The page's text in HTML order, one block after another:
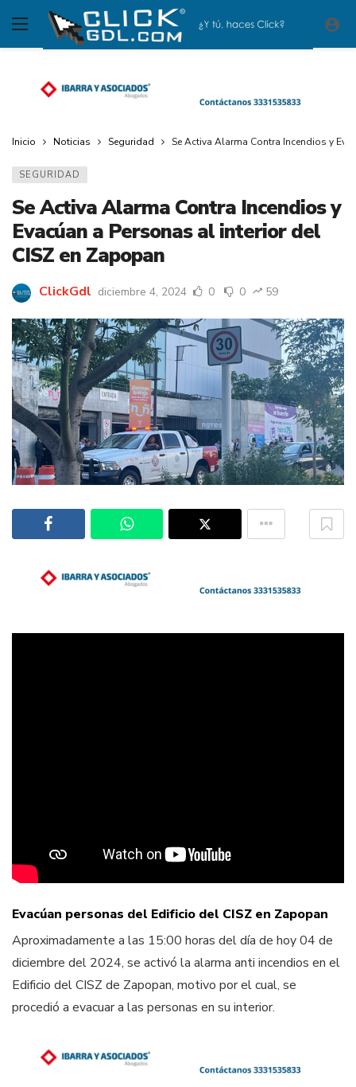
Inicio Noticias Seguridad Se Activa Alarma Contra Incendios y
SEGURIDAD
Se Activa Alarma Contra Incendios y
Evacúan a Personas al interior del
CISZ en Zapopan
ClickGdl diciembre 4, 2024 0 0 59
Evacúan personas del Edificio del CISZ en Zapopan
Aproximadamente a las 15:00 horas del día de hoy 04 de
diciembre del 2024, se activó la alarma anti incendios en el
Edificio del CISZ de Zapopan, motivo por el cual, se
procedió a evacuar a las personas en su interior.